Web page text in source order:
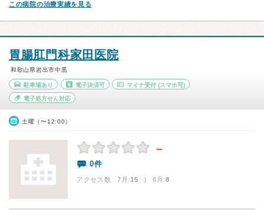
この病院の治療実績を見る
胃腸肛門科家田医院
和歌山県岩出市中黒
駐車場あり 電子決済可 マイナ受付 (スマホ可)
電子処方せん対応
土曜（〜12:00）
－
0件
アクセス数 7月:15 | 6月:8